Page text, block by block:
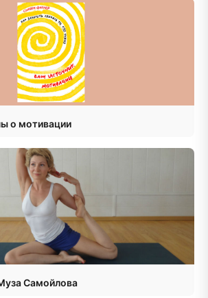
о мотивации
Самойлова